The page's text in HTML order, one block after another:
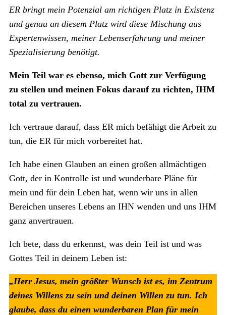
ER bringt mein Potenzial am richtigen Platz in Existenz
und genau an diesem Platz wird diese Mischung aus
Expertenwissen, meiner Lebenserfahrung und meiner
Spezialisierung benötigt.
Mein Teil war es ebenso, mich Gott zur Verfügung
zu stellen und meinen Fokus darauf zu richten, IHM
total zu vertrauen.
Ich vertraue darauf, dass ER mich befähigt die Arbeit zu
tun, die ER für mich vorbereitet hat.
Ich habe einen Glauben an einen großen allmächtigen
Gott, der in Kontrolle ist und wunderbare Pläne für
mein und für dein Leben hat, wenn wir uns in allen
Bereichen unseres Lebens an IHN wenden und uns IHM
ganz anvertrauen.
Ich bete, dass du erkennst, was dein Teil ist und was
Gottes Teil in deinem Leben ist:
„Herr Jesus, mein größter Wunsch ist es, im Zentrum
deines Willens zu sein und deinen Willen zu tun. Ich
glaube, dass du einen wunderbaren Plan für mein